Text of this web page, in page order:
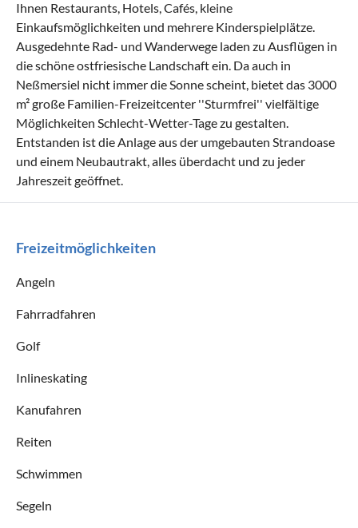
Ihnen Restaurants, Hotels, Cafés, kleine
Einkaufsmöglichkeiten und mehrere Kinderspielplätze.
Ausgedehnte Rad- und Wanderwege laden zu Ausflügen in
die schöne ostfriesische Landschaft ein. Da auch in
Neßmersiel nicht immer die Sonne scheint, bietet das 3000
m² große Familien-Freizeitcenter ''Sturmfrei'' vielfältige
Möglichkeiten Schlecht-Wetter-Tage zu gestalten.
Entstanden ist die Anlage aus der umgebauten Strandoase
und einem Neubautrakt, alles überdacht und zu jeder
Jahreszeit geöffnet.
Freizeitmöglichkeiten
Angeln
Fahrradfahren
Golf
Inlineskating
Kanufahren
Reiten
Schwimmen
Segeln